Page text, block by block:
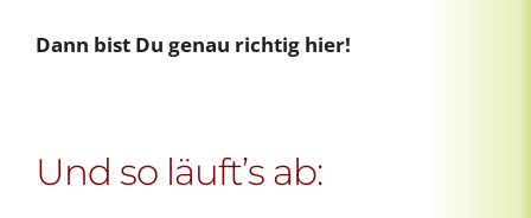
Dann bist Du genau richtig hier!
Und so läuft’s ab: